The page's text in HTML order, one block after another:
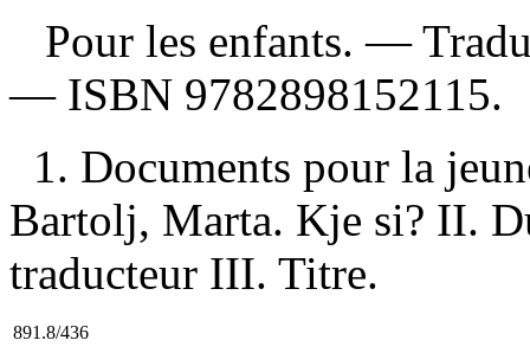
Pour les enfants. —
— ISBN 9782898152115.
1. Documents pour la
Bartolj, Marta. Kje si? II.
traducteur III. Titre.
891.8/436